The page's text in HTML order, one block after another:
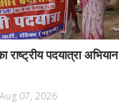
राष्ट्रीय पदयात्रा अभियान
Aug 07, 2026